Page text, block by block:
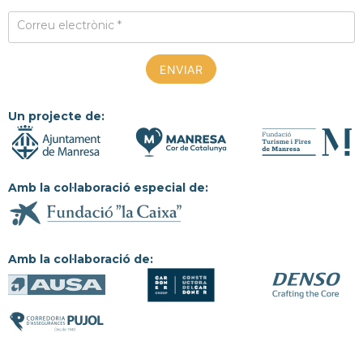
Correu electrònic *
Un projecte de:
Amb la col·laboració especial de:
Amb la col·laboració de: